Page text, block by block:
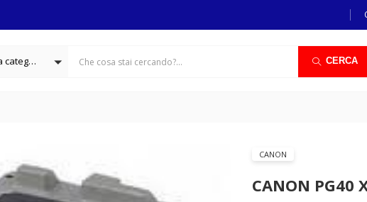
Seleziona una categoria CERCA
CANON
CANON PG40